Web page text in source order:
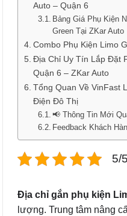
Auto – Quận 6
Bảng Giá Phụ Kiện
Green Tại ZKar Auto
Combo Phụ Kiện Limo
Địa Chỉ Uy Tín Lắp Đặt
Quận 6 – ZKar Auto
Tổng Quan Về VinFast
Điện Đô Thị
📢 Thông Tin Mới
Feedback Khách
5/
Địa chỉ gắn phụ kiện
lượng. Trung tâm nâng